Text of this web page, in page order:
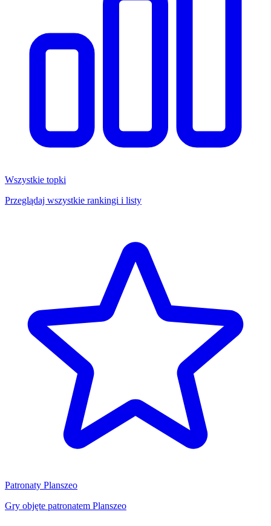
Wszystkie topki
Przeglądaj wszystkie rankingi i listy
Patronaty Planszeo
Gry objęte patronatem Planszeo